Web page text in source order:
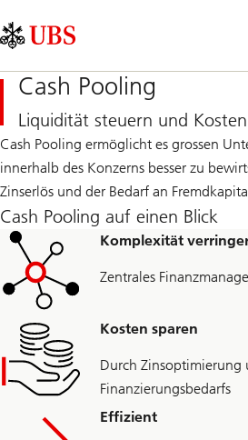
Links
Area
Cash Pooling
Liquidität steuern und
Cash Pooling ermöglicht es grossen
innerhalb des Konzerns besser zu
Zinserlös und der Bedarf an
Cash Pooling auf einen Blick
Komplexität
Zentrales
Kosten sparen
Durch Zinsoptimierung
Finanzierungsbedarfs
Effizient